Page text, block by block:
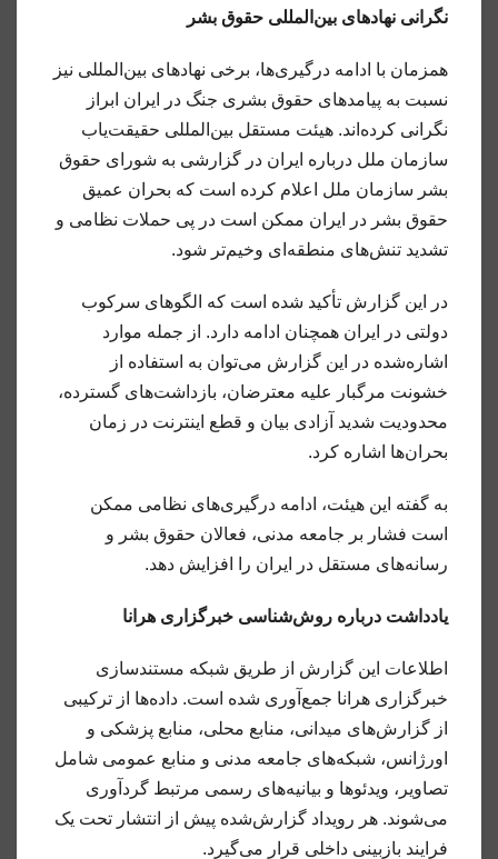
نگرانی نهادهای بین‌المللی حقوق بشر
همزمان با ادامه درگیری‌ها، برخی نهادهای بین‌المللی نیز
نسبت به پیامدهای حقوق بشری جنگ در ایران ابراز
نگرانی کرده‌اند. هیئت مستقل بین‌المللی حقیقت‌یاب
سازمان ملل درباره ایران در گزارشی به شورای حقوق
بشر سازمان ملل اعلام کرده است که بحران عمیق
حقوق بشر در ایران ممکن است در پی حملات نظامی و
تشدید تنش‌های منطقه‌ای وخیم‌تر شود.
در این گزارش تأکید شده است که الگوهای سرکوب
دولتی در ایران همچنان ادامه دارد. از جمله موارد
اشاره‌شده در این گزارش می‌توان به استفاده از
خشونت مرگبار علیه معترضان، بازداشت‌های گسترده،
محدودیت شدید آزادی بیان و قطع اینترنت در زمان
بحران‌ها اشاره کرد.
به گفته این هیئت، ادامه درگیری‌های نظامی ممکن
است فشار بر جامعه مدنی، فعالان حقوق بشر و
رسانه‌های مستقل در ایران را افزایش دهد.
یادداشت درباره روش‌شناسی خبرگزاری هرانا
اطلاعات این گزارش از طریق شبکه مستندسازی
خبرگزاری هرانا جمع‌آوری شده است. داده‌ها از ترکیبی
از گزارش‌های میدانی، منابع محلی، منابع پزشکی و
اورژانس، شبکه‌های جامعه مدنی و منابع عمومی شامل
تصاویر، ویدئوها و بیانیه‌های رسمی مرتبط گردآوری
می‌شوند. هر رویداد گزارش‌شده پیش از انتشار تحت یک
فرایند بازبینی داخلی قرار می‌گیرد.